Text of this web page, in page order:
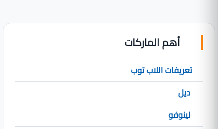
أهم الماركات
تعريفات اللاب توب
ديل
لينوفو